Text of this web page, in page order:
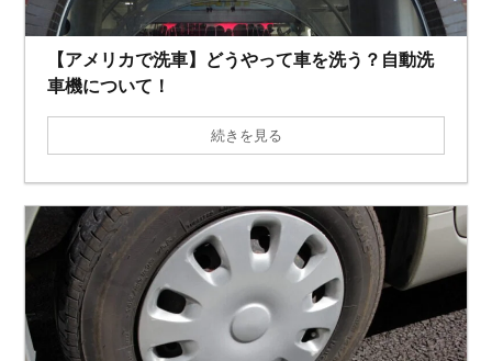
【アメリカで洗車】どうやって車を洗う？自動洗
車機について！
続きを見る